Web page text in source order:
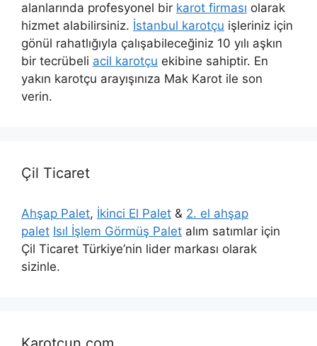
alanlarında profesyonel bir karot firması olarak
hizmet alabilirsiniz. İstanbul karotçu işleriniz için
gönül rahatlığıyla çalışabileceğiniz 10 yılı aşkın
bir tecrübeli acil karotçu ekibine sahiptir. En
yakın karotçu arayışınıza Mak Karot ile son
verin.
Çil Ticaret
Ahşap Palet, İkinci El Palet & 2. el ahşap
palet Isıl İşlem Görmüş Palet alım satımlar için
Çil Ticaret Türkiye’nin lider markası olarak
sizinle.